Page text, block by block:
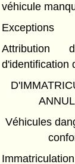
véhicule
Exceptions
Attribution
d'identification
Véhicules